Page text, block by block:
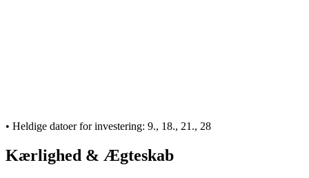
• Heldige datoer for investering: 9., 18., 21., 28
Kærlighed & Ægteskab